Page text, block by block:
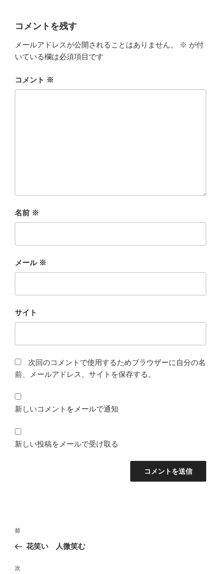
コメントを残す
メールアドレスが公開されることはありません。 ※ が付
いている欄は必須項目です
コメント ※
名前 ※
メール ※
サイト
次回のコメントで使用するためブラウザーに自分の名
前、メールアドレス、サイトを保存する。
新しいコメントをメールで通知
新しい投稿をメールで受け取る
稿
ナ
ゲ
前
の
稿
前
花笑い 人微笑む
次
次